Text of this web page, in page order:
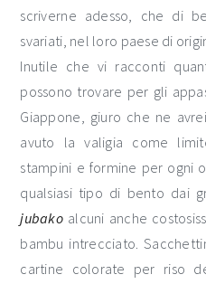
scriverne adesso, che di
svariati, nel loro paese di
Inutile che vi racconti
possono trovare per gli
Giappone, giuro che ne
avuto la valigia come
stampini e formine per ogni
qualsiasi tipo di bento dai
jubako alcuni anche
bambu intrecciato.
cartine colorate per riso